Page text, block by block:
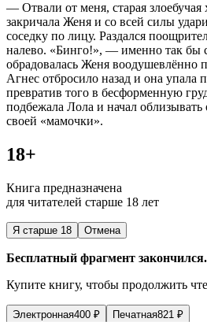
— Отвали от меня, старая
закричала Женя и со всей силы
соседку по лицу. Раздался
налево. «Бинго!», — именно так бы
обрадовалась Женя воодушевлённо
Агнес отбросило назад и она упала
превратив того в бесформенную
подбежала Лола и начал
своей «мамочки».
18+
Книга предназначена
для читателей старше 18 лет
Я старше 18 Отмена
Бесплатный фрагмент закончился.
Купите книгу, чтобы продолжить
Электронная400 ₽ Печатная821 ₽